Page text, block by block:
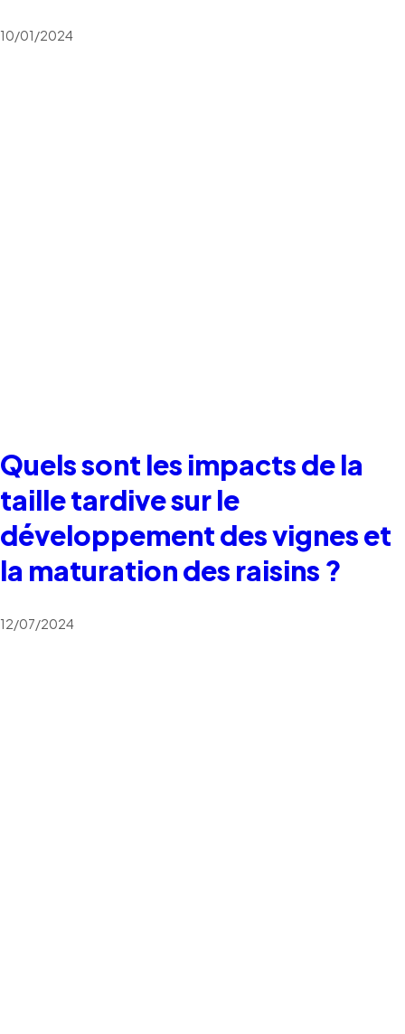
10/01/2024
Quels sont les impacts de la
taille tardive sur le
développement des vignes et
la maturation des raisins ?
12/07/2024